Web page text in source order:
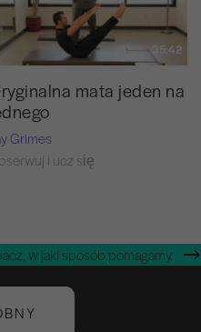
35:42
mata jeden na
Grimes
i ucz się
w jaki sposób pomagamy.